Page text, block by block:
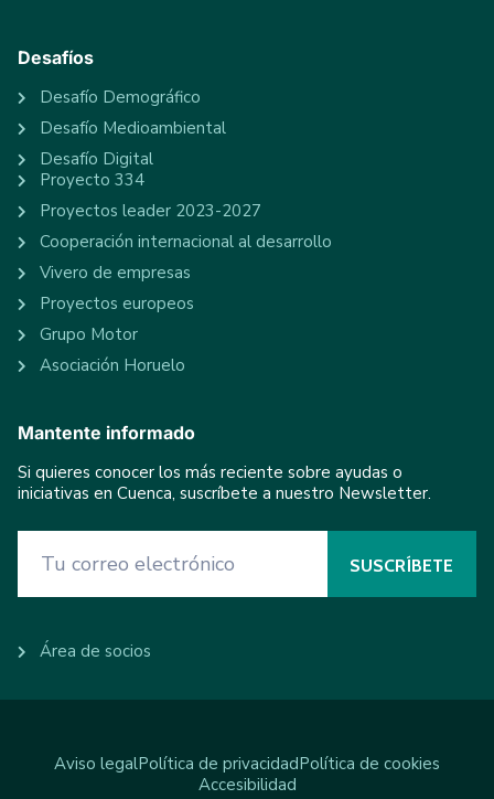
Desafíos
Desafío Demográfico
Desafío Medioambiental
Desafío Digital
Proyecto 334
Proyectos leader 2023-2027
Cooperación internacional al desarrollo
Vivero de empresas
Proyectos europeos
Grupo Motor
Asociación Horuelo
Mantente informado
Si quieres conocer los más reciente sobre ayudas o
iniciativas en Cuenca, suscríbete a nuestro Newsletter.
Área de socios
Aviso legalPolítica de privacidadPolítica de cookies
Accesibilidad